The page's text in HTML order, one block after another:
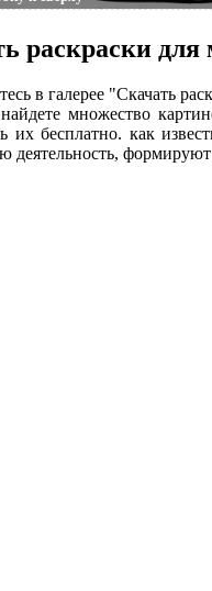
раскраски
в галерее "Скачать
множество
их бесплатно. как
деятельность,